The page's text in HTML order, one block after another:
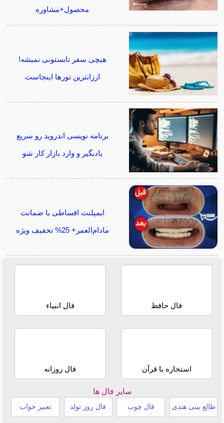
محصول+مشاوره
هیچی سفر تابستونی نمیشه!
ارزانترین تورها اینجاست
برنامه نویسی اندروید رو سریع
یادبگیر و وارد بازار کار شو
ایمپلنت اقساطی با ضمانت
مادام‌العمر+ 25% تخفیف ویژه
فال حافظ فال انبیاء
استخاره با قرآن فال روزانه
سایر فال ها
طالع بینی هندی فال چوب فال روز تولد تعبیر خواب